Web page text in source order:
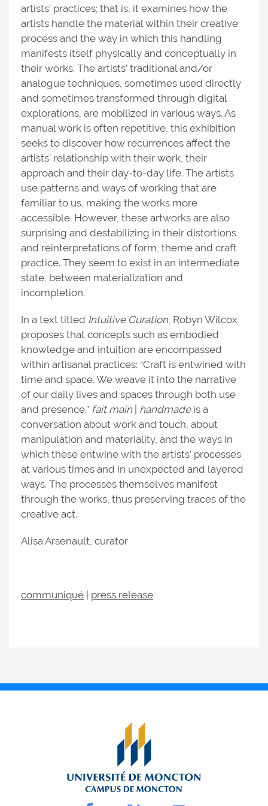
artists’ practices; that is, it examines how the
artists handle the material within their creative
process and the way in which this handling
manifests itself physically and conceptually in
their works. The artists’ traditional and/or
analogue techniques, sometimes used directly
and sometimes transformed through digital
explorations, are mobilized in various ways. As
manual work is often repetitive, this exhibition
seeks to discover how recurrences affect the
artists’ relationship with their work, their
approach and their day-to-day life. The artists
use patterns and ways of working that are
familiar to us, making the works more
accessible. However, these artworks are also
surprising and destabilizing in their distortions
and reinterpretations of form, theme and craft
practice. They seem to exist in an intermediate
state, between materialization and
incompletion.
In a text titled Intuitive Curation, Robyn Wilcox
proposes that concepts such as embodied
knowledge and intuition are encompassed
within artisanal practices: “Craft is entwined with
time and space. We weave it into the narrative
of our daily lives and spaces through both use
and presence.” fait main| handmadeis a
conversation about work and touch, about
manipulation and materiality, and the ways in
which these entwine with the artists’ processes
at various times and in unexpected and layered
ways. The processes themselves manifest
through the works, thus preserving traces of the
creative act.
Alisa Arsenault, curator
communiqué press release